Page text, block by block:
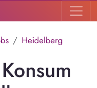
Heidelberg